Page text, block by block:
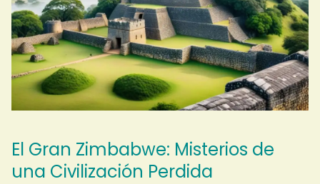
El Gran Zimbabwe: Misterios de
una Civilización Perdida